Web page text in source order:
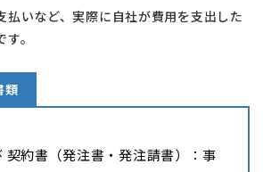
払いなど、実際に自社が費用を支出した
。
類
契約書（発注書・発注請書）：事